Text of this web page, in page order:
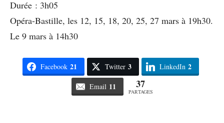
Durée : 3h05
Opéra-Bastille, les 12, 15, 18, 20, 25, 27 mars à 19h30.
Le 9 mars à 14h30
Facebook 21 Twitter 3 LinkedIn 2
Email 11 37
PARTAGES